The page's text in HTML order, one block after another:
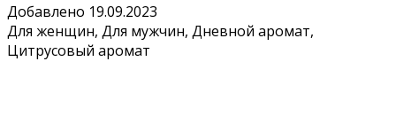
Добавлено 19.09.2023
Для женщин, Для мужчин, Дневной аромат,
Цитрусовый аромат